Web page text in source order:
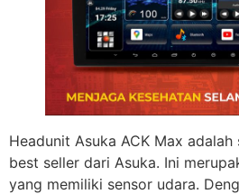
Headunit Asuka ACK Max
best seller dari Asuka. Ini
yang memiliki sensor udara.